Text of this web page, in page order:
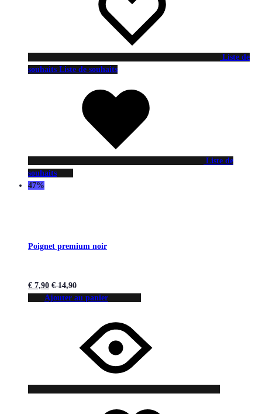
Liste de
souhaits Liste de souhaits
Liste de
souhaits
47%
Poignet premium noir
€ 7,90 €14,90
Ajouter au panier